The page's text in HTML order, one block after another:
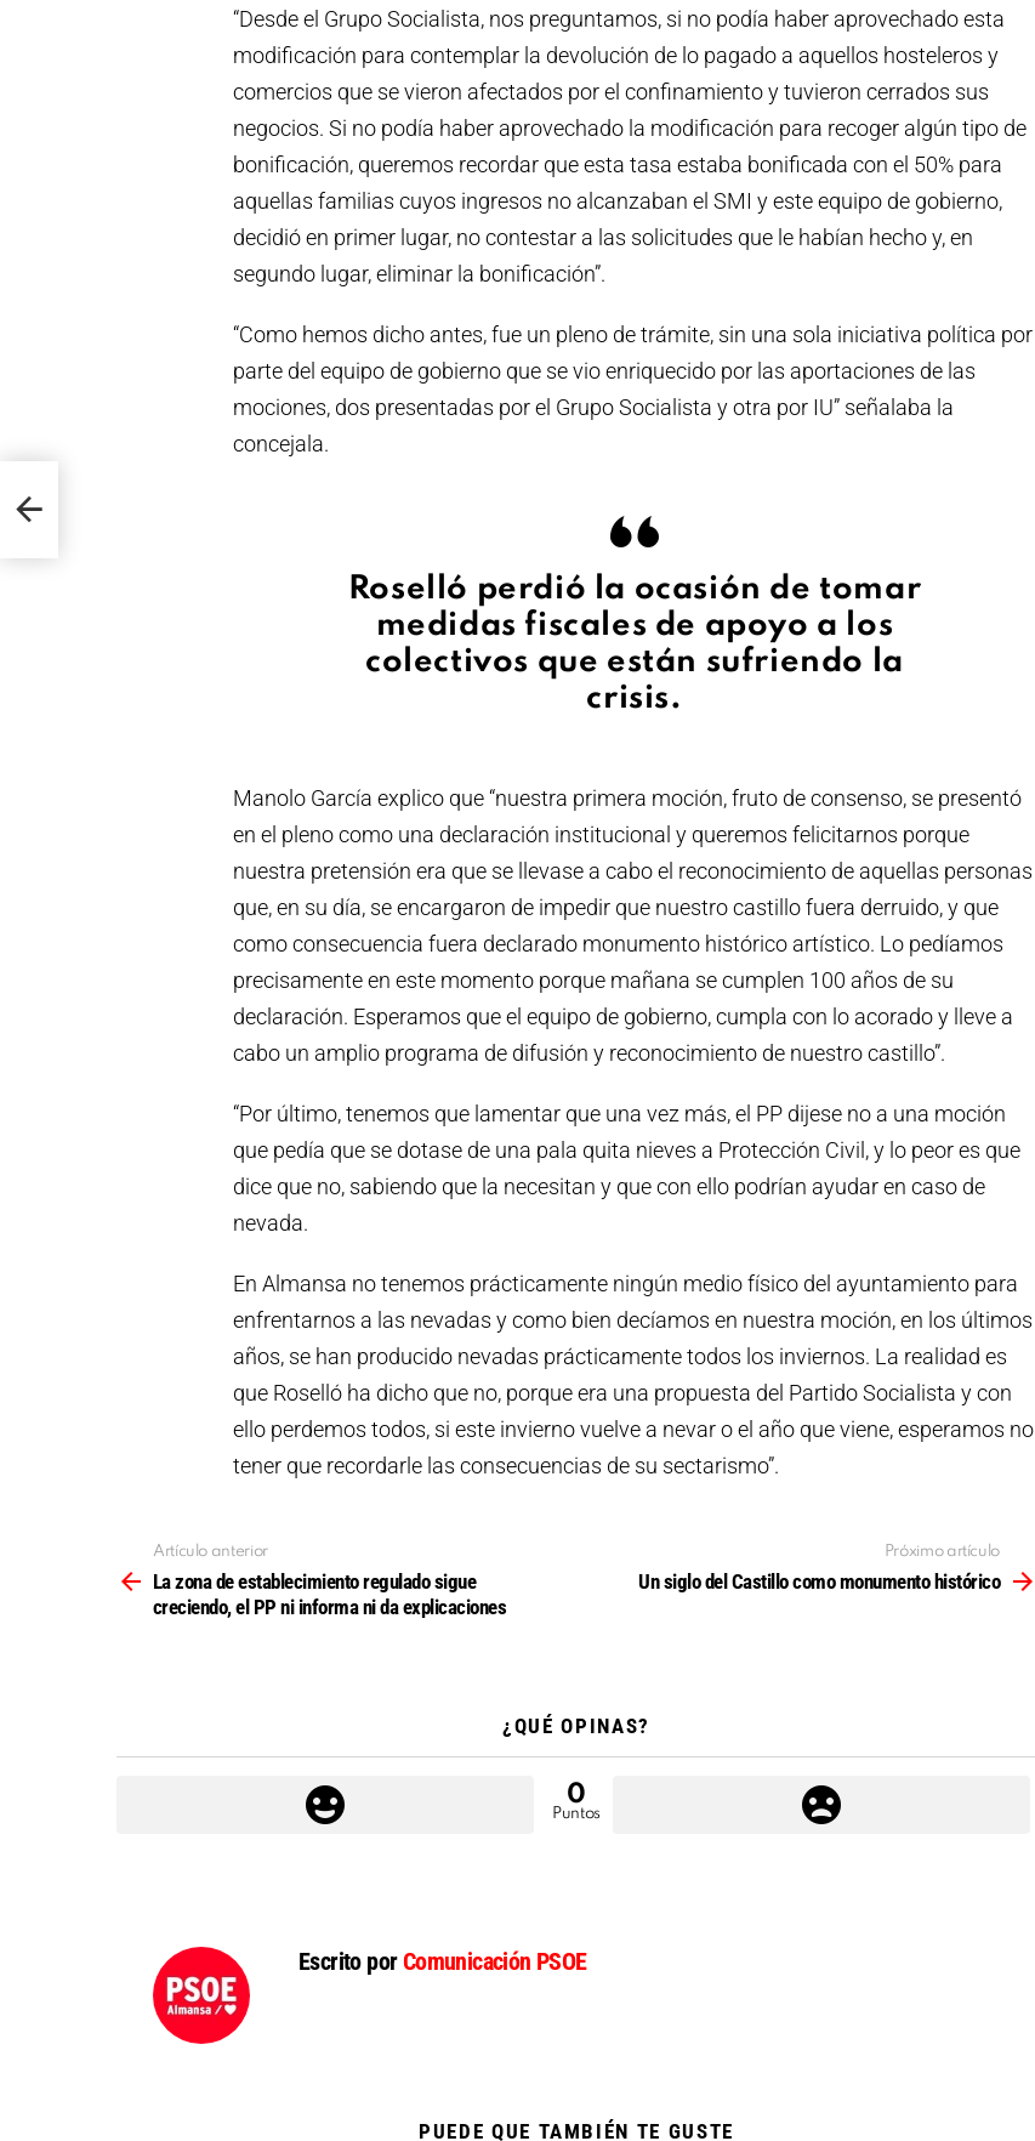
“Desde el Grupo Socialista, nos preguntamos, si no podía haber aprovechado esta
modificación para contemplar la devolución de lo pagado a aquellos hosteleros y
comercios que se vieron afectados por el confinamiento y tuvieron cerrados sus
negocios. Si no podía haber aprovechado la modificación para recoger algún tipo de
bonificación, queremos recordar que esta tasa estaba bonificada con el 50% para
aquellas familias cuyos ingresos no alcanzaban el SMI y este equipo de gobierno,
decidió en primer lugar, no contestar a las solicitudes que le habían hecho y, en
segundo lugar, eliminar la bonificación”.
“Como hemos dicho antes, fue un pleno de trámite, sin una sola iniciativa política por
parte del equipo de gobierno que se vio enriquecido por las aportaciones de las
mociones, dos presentadas por el Grupo Socialista y otra por IU” señalaba la
concejala.
Roselló perdió la ocasión de tomar
medidas fiscales de apoyo a los
colectivos que están sufriendo la
crisis.
Manolo García explico que “nuestra primera moción, fruto de consenso, se presentó
en el pleno como una declaración institucional y queremos felicitarnos porque
nuestra pretensión era que se llevase a cabo el reconocimiento de aquellas personas
que, en su día, se encargaron de impedir que nuestro castillo fuera derruido, y que
como consecuencia fuera declarado monumento histórico artístico. Lo pedíamos
precisamente en este momento porque mañana se cumplen 100 años de su
declaración. Esperamos que el equipo de gobierno, cumpla con lo acorado y lleve a
cabo un amplio programa de difusión y reconocimiento de nuestro castillo”.
“Por último, tenemos que lamentar que una vez más, el PP dijese no a una moción
que pedía que se dotase de una pala quita nieves a Protección Civil, y lo peor es que
dice que no, sabiendo que la necesitan y que con ello podrían ayudar en caso de
nevada.
En Almansa no tenemos prácticamente ningún medio físico del ayuntamiento para
enfrentarnos a las nevadas y como bien decíamos en nuestra moción, en los últimos
años, se han producido nevadas prácticamente todos los inviernos. La realidad es
que Roselló ha dicho que no, porque era una propuesta del Partido Socialista y con
ello perdemos todos, si este invierno vuelve a nevar o el año que viene, esperamos no
tener que recordarle las consecuencias de su sectarismo”.
más
Artículo anterior
La zona de establecimiento regulado sigue
creciendo, el PP ni informa ni da explicaciones
Próximo artículo
Un siglo del Castillo como monumento histórico
¿QUÉ OPINAS?
0
Puntos
Escrito porComunicación PSOE
PUEDE QUE TAMBIÉN TE GUSTE